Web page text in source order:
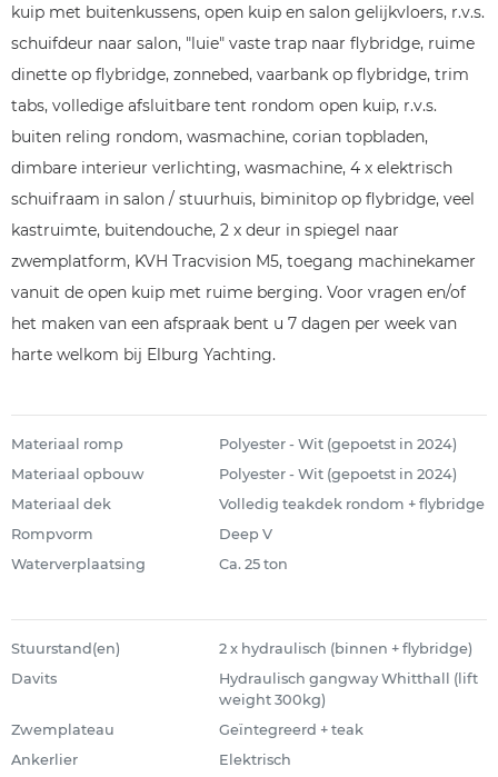
kuip met buitenkussens, open kuip en salon gelijkvloers, r.v.s.
schuifdeur naar salon, "luie" vaste trap naar flybridge, ruime
dinette op flybridge, zonnebed, vaarbank op flybridge, trim
tabs, volledige afsluitbare tent rondom open kuip, r.v.s.
buiten reling rondom, wasmachine, corian topbladen,
dimbare interieur verlichting, wasmachine, 4 x elektrisch
schuifraam in salon / stuurhuis, biminitop op flybridge, veel
kastruimte, buitendouche, 2 x deur in spiegel naar
zwemplatform, KVH Tracvision M5, toegang machinekamer
vanuit de open kuip met ruime berging. Voor vragen en/of
het maken van een afspraak bent u 7 dagen per week van
harte welkom bij Elburg Yachting.
Materiaal romp
Polyester - Wit (gepoetst in 2024)
Materiaal opbouw
Polyester - Wit (gepoetst in 2024)
Materiaal dek
Volledig teakdek rondom + flybridge
Rompvorm
Deep V
Waterverplaatsing
Ca. 25 ton
Stuurstand(en)
2 x hydraulisch (binnen + flybridge)
Davits
Hydraulisch gangway Whitthall (lift
weight 300kg)
Zwemplateau
Geïntegreerd + teak
Ankerlier
Elektrisch